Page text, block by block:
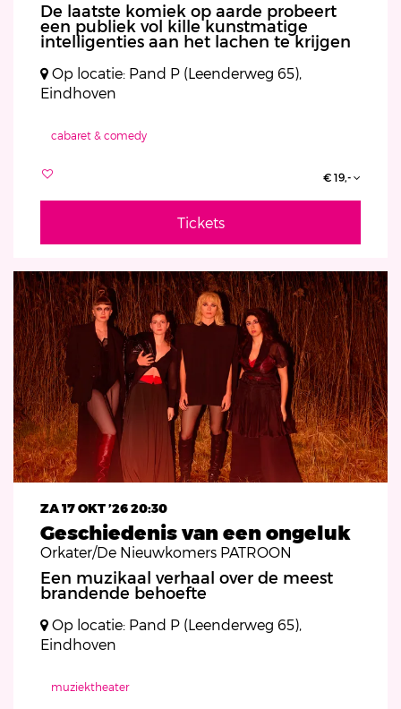
De laatste komiek op aarde probeert
een publiek vol kille kunstmatige
intelligenties aan het lachen te krijgen
Op locatie: Pand P (Leenderweg 65),
Eindhoven
cabaret & comedy
€ 19,-
Tickets
Geschiedenis van een ongeluk
Orkater/De Nieuwkomers PATROON
ZA 17 OKT ’2620:30
Een muzikaal verhaal over de meest
brandende behoefte
Op locatie: Pand P (Leenderweg 65),
Eindhoven
muziektheater